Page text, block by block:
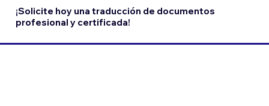
¡Solicite hoy una traducción de documentos
profesional y certificada!